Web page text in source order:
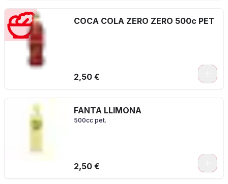
COCA COLA ZERO ZERO 500c PET
2,50 €
FANTA LLIMONA
500cc pet.
2,50 €